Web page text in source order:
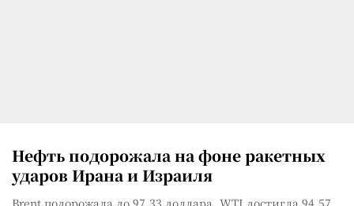
Нефть подорожала на фоне ракетных
ударов Ирана и Израиля
Brent подорожала до 97,33 доллара, WTI достигла 94,57